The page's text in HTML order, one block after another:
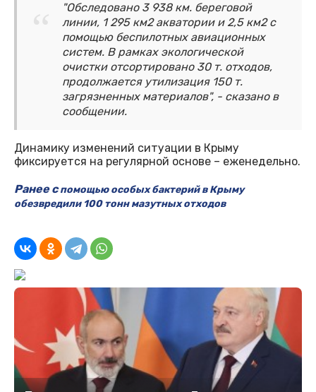
"Обследовано 3 938 км. береговой
линии, 1 295 км2 акватории и 2,5 км2 с
помощью беспилотных авиационных
систем. В рамках экологической
очистки отсортировано 30 т. отходов,
продолжается утилизация 150 т.
загрязненных материалов", - сказано в
сообщении.
Динамику изменений ситуации в Крыму
фиксируется на регулярной основе – еженедельно.
Ранее спомощью особых бактерий в Крыму
обезвредили 100 тонн мазутных отходов